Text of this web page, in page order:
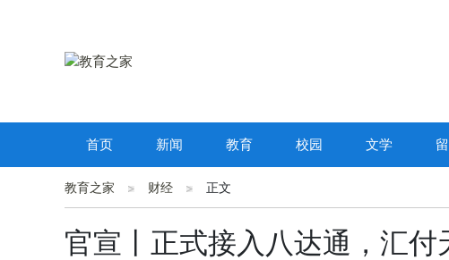
首页 新闻 教育 校园 文学
教育之家 财经 正文
官宣丨正式接入八达通，汇